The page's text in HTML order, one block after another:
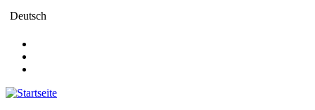
Direkt
Deutsch